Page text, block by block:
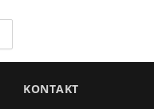
zu
KONTAKT